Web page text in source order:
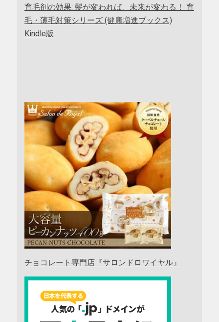
育毛剤の効果: 髪が変われば、未来が変わる！ 育
毛・薄毛対策シリーズ (健康増進ブックス)
Kindle版
チョコレート専門店『サロンドロワイヤル』